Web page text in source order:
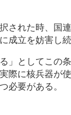
れた時、国
立を妨害し
としてこの
際に核兵器
必要がある。